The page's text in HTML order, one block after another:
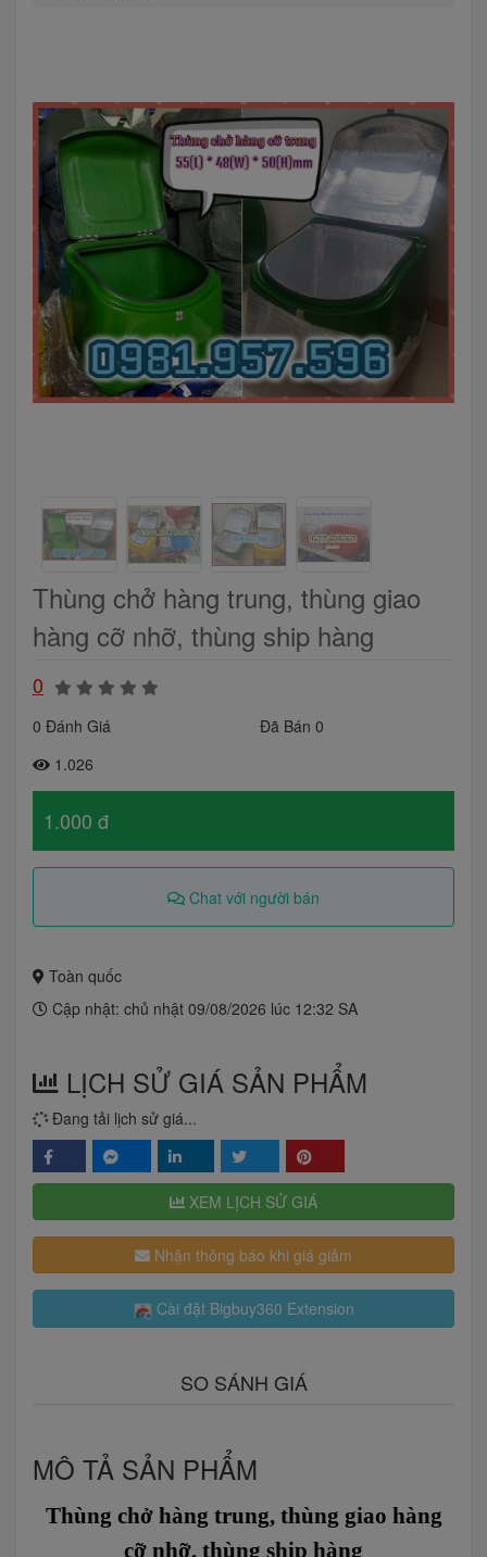
Thùng chở hàng trung, thùng giao
hàng cỡ nhỡ, thùng ship hàng
0
0 Đánh Giá
Đã Bán 0
1.026
1.000 đ
Chat với người bán
Toàn quốc
Cập nhật: chủ nhật 09/08/2026 lúc 12:32 SA
LỊCH SỬ GIÁ SẢN PHẨM
Đang tải lịch sử giá...
XEM LỊCH SỬ GIÁ
Nhận thông báo khi giá giảm
Cài đặt Bigbuy360 Extension
SO SÁNH GIÁ
MÔ TẢ SẢN PHẨM
Thùng chở hàng trung, thùng giao hàng
cỡ nhỡ, thùng ship hàng